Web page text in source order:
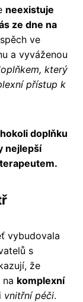
neexistuje
ze dne na
ve
a vyváženou
který
přístup k
doplňku
nejlepší
vybudovala
s
že
komplexní
vnitřní péči.